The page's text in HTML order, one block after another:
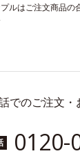
ルはご注文商品の
でのご注文
0120-